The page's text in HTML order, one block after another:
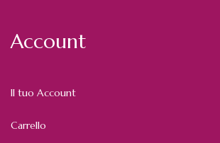
Account
Il tuo Account
Carrello